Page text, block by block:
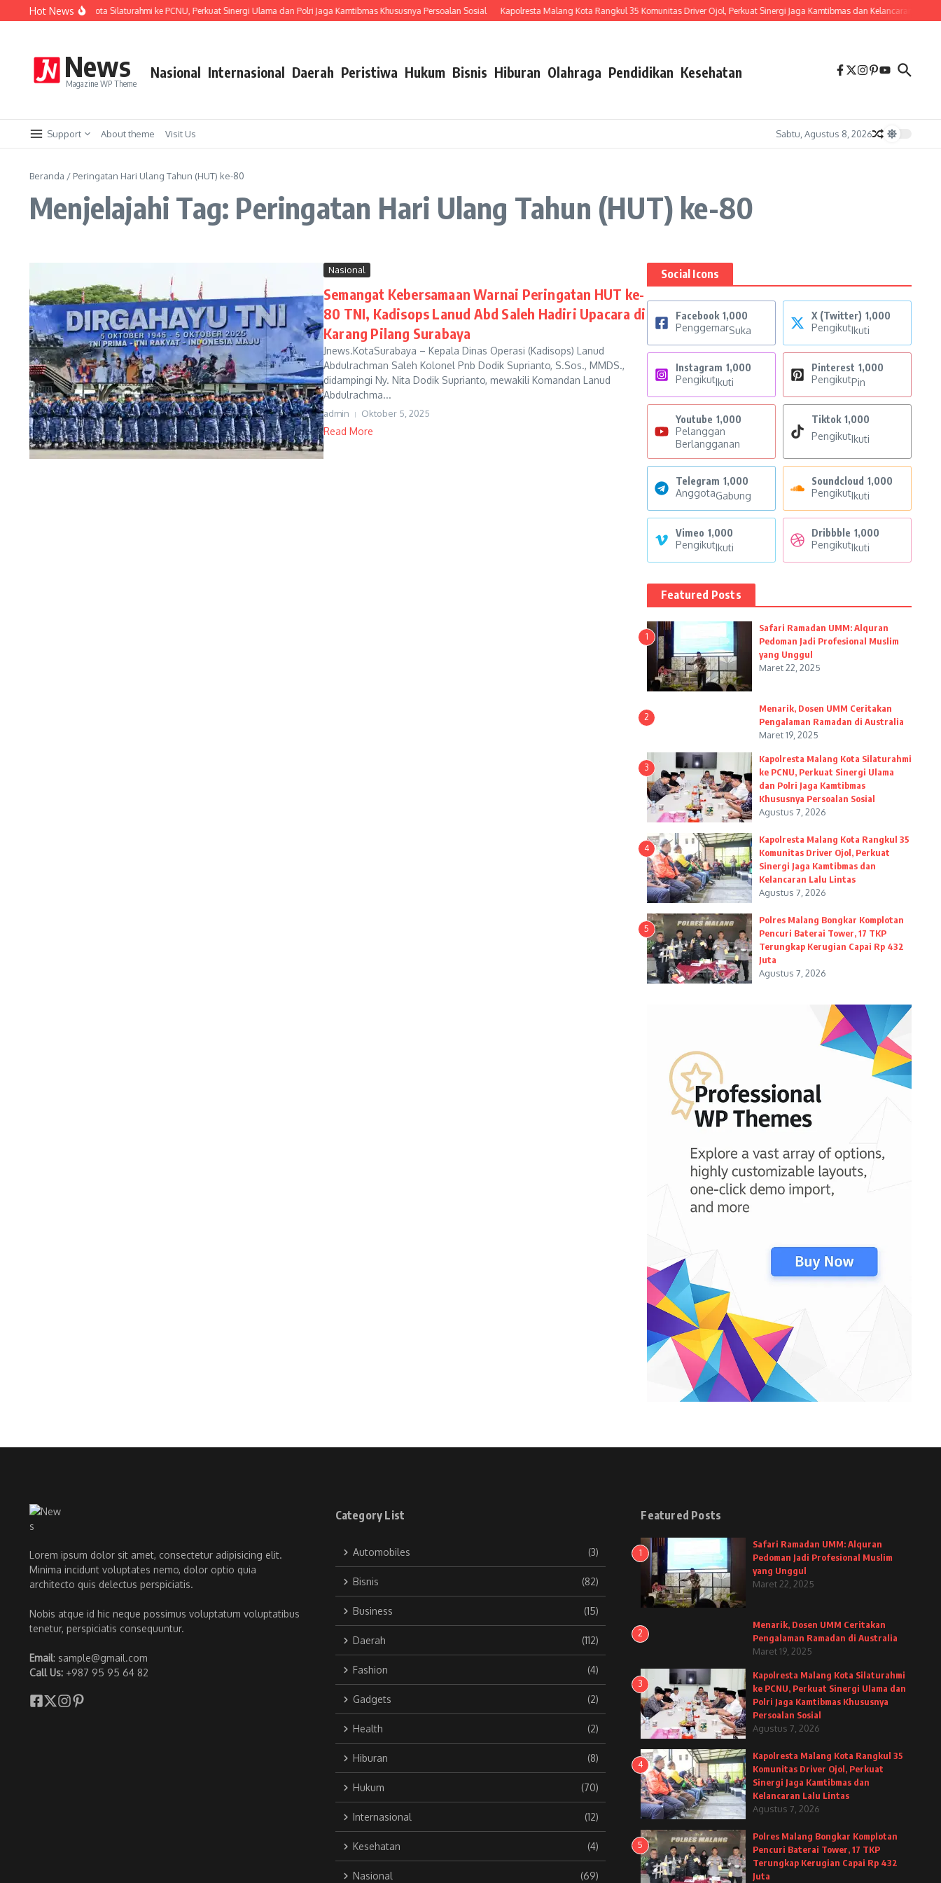
Lewati ke konten
Hot News
Malang Kota Silaturahmi ke PCNU, Perkuat Sinergi Ulama dan Polri Jaga Kamtibmas Khususnya Persoalan Sosial Kapolresta Malang Kota Rangkul 35 Komunitas Driver Ojol, Perkuat Sinergi Jaga Kamtibmas dan Kelancaran Lalu Lintas
News
Magazine WP Theme
Nasional Internasional Daerah Peristiwa Hukum Bisnis Hiburan Olahraga Pendidikan Kesehatan
Support About theme Visit Us Sabtu, Agustus 8, 2026
Beranda / Peringatan Hari Ulang Tahun (HUT) ke-80
Menjelajahi Tag: Peringatan Hari Ulang Tahun (HUT) ke-80
Nasional
Semangat Kebersamaan Warnai Peringatan HUT ke-
80 TNI, Kadisops Lanud Abd Saleh Hadiri Upacara di
Karang Pilang Surabaya
Jnews.KotaSurabaya – Kepala Dinas Operasi (Kadisops) Lanud
Abdulrachman Saleh Kolonel Pnb Dodik Suprianto, S.Sos., MMDS.,
didampingi Ny. Nita Dodik Suprianto, mewakili Komandan Lanud
Abdulrachma...
admin Oktober 5, 2025
Read More
Social Icons
Facebook 1,000
PenggemarSuka
X (Twitter) 1,000
PengikutIkuti
Instagram 1,000
PengikutIkuti
Pinterest 1,000
PengikutPin
Youtube 1,000
Pelanggan
Berlangganan
Tiktok 1,000
PengikutIkuti
Telegram 1,000
AnggotaGabung
Soundcloud 1,000
PengikutIkuti
Vimeo 1,000
PengikutIkuti
Dribbble 1,000
PengikutIkuti
Featured Posts
1
Safari Ramadan UMM: Alquran
Pedoman Jadi Profesional Muslim
yang Unggul
Maret 22, 2025
2
Menarik, Dosen UMM Ceritakan
Pengalaman Ramadan di Australia
Maret 19, 2025
3
Kapolresta Malang Kota Silaturahmi
ke PCNU, Perkuat Sinergi Ulama
dan Polri Jaga Kamtibmas
Khususnya Persoalan Sosial
Agustus 7, 2026
4
Kapolresta Malang Kota Rangkul 35
Komunitas Driver Ojol, Perkuat
Sinergi Jaga Kamtibmas dan
Kelancaran Lalu Lintas
Agustus 7, 2026
5
Polres Malang Bongkar Komplotan
Pencuri Baterai Tower, 17 TKP
Terungkap Kerugian Capai Rp 432
Juta
Agustus 7, 2026
Lorem ipsum dolor sit amet, consectetur adipisicing elit.
Minima incidunt voluptates nemo, dolor optio quia
architecto quis delectus perspiciatis.
Nobis atque id hic neque possimus voluptatum voluptatibus
tenetur, perspiciatis consequuntur.
Email: sample@gmail.com
Call Us: +987 95 95 64 82
Category List
Automobiles (3)
Bisnis (82)
Business (15)
Daerah (112)
Fashion (4)
Gadgets (2)
Health (2)
Hiburan (8)
Hukum (70)
Internasional (12)
Kesehatan (4)
Nasional (69)
Featured Posts
1
Safari Ramadan UMM: Alquran
Pedoman Jadi Profesional Muslim
yang Unggul
Maret 22, 2025
2
Menarik, Dosen UMM Ceritakan
Pengalaman Ramadan di Australia
Maret 19, 2025
3
Kapolresta Malang Kota Silaturahmi
ke PCNU, Perkuat Sinergi Ulama dan
Polri Jaga Kamtibmas Khususnya
Persoalan Sosial
Agustus 7, 2026
4
Kapolresta Malang Kota Rangkul 35
Komunitas Driver Ojol, Perkuat
Sinergi Jaga Kamtibmas dan
Kelancaran Lalu Lintas
Agustus 7, 2026
5
Polres Malang Bongkar Komplotan
Pencuri Baterai Tower, 17 TKP
Terungkap Kerugian Capai Rp 432
Juta